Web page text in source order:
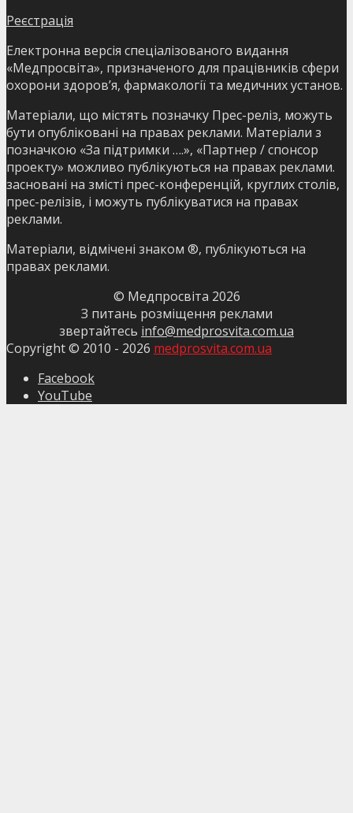
Реєстрація
Електронна версія спеціалізованого видання
«Медпросвіта», призначеного для працівників сфери
охорони здоров’я, фармакології та медичних установ.
Матеріали, що містять позначку Прес-реліз, можуть
бути опубліковані на правах реклами. Матеріали з
позначкою «За підтримки ….», «Партнер / спонсор
проекту» можливо публікуються на правах реклами.
засновані на змісті прес-конференцій, круглих столів,
прес-релізів, і можуть публікуватися на правах
реклами.
Матеріали, відмічені знаком ®, публікуються на
правах реклами.
© Медпросвіта 2026
З питань розміщення реклами
звертайтесь info@medprosvita.com.ua
Copyright © 2010 - 2026 medprosvita.com.ua
Facebook
YouTube